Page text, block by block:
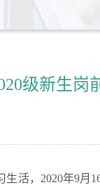
级新生岗
活，2020年9月